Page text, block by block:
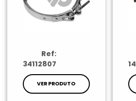
Ref:
34112807
VER PRODUTO